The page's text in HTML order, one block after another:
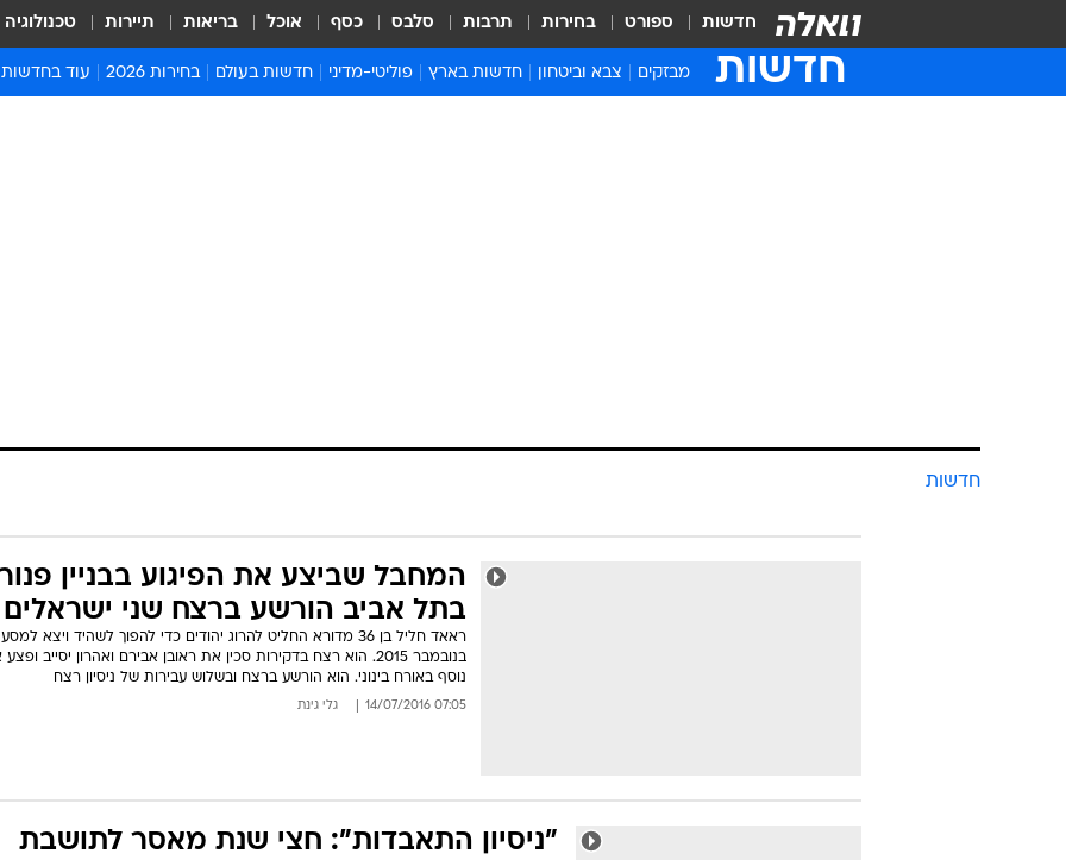
חדשות ספורט בחירות תרבות סלבס כסף אוכל בריאות תיירות טכנולוגיה
חדשות מבזקים צבא וביטחון חדשות בארץ פוליטי-מדיני חדשות בעולם בחירות 2026 עוד בחדשות
המייל האדום
חדשות
המחבל שביצע את הפיגוע בבניין
בתל אביב הורשע ברצח שני ישראלים
ראאד חליל בן 36 מדורא החליט להרוג יהודים כדי להפוך לשהיד ויצא
בנובמבר 2015. הוא רצח בדקירות סכין את ראובן אבירם ואהרון יסייב
נוסף באורח בינוני. הוא הורשע ברצח ובשלוש עבירות של ניסיון רצח
07:05 14/07/2016 גלי גינת
"ניסיון התאבדות": חצי שנת מאסר לתושבת